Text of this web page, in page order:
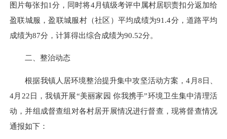
图片每张扣1分，同时将4月镇级考评中属村居职责扣分返加给
盈联城服，盈联城服村（社区）平均成绩为91.4分，道路平均
成绩为87分，计算得出综合成绩为90.52分。
二、整治动态
根据我镇人居环境整治提升集中攻坚活动方案，4月8日、
4月22日，我镇开展“美丽家园 你我携手”环境卫生集中清理活
动，并组成督查组对各村居开展情况进行督查，现将督查情况
通报如下：